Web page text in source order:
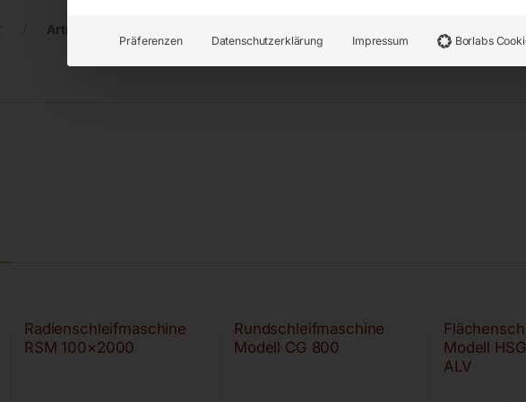
Artikelnummer:
Radienschleifmaschine
RSM 100×2000
Rundschleifmaschine
Modell CG 800
Modell
ALV
Präferenzen Datenschutzerklärung Impressum Borlabs